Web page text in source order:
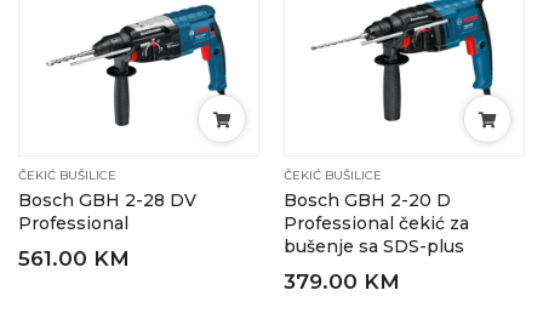
ČEKIĆ BUŠILICE
Bosch GBH 2-28 DV
Professional
561.00 KM
ČEKIĆ BUŠILICE
Bosch GBH 2-20 D
Professional čekić za
bušenje sa SDS-plus
379.00 KM